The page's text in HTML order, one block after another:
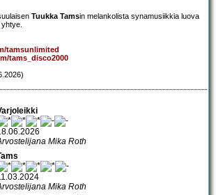
Tuukka Tamsin melankolista synamusiikkia luova
tamsunlimited
tams_disco2000
Mika Roth
Mika Roth